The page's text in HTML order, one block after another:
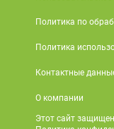
Политика по
Политика
Контактные
О компании
Этот сайт